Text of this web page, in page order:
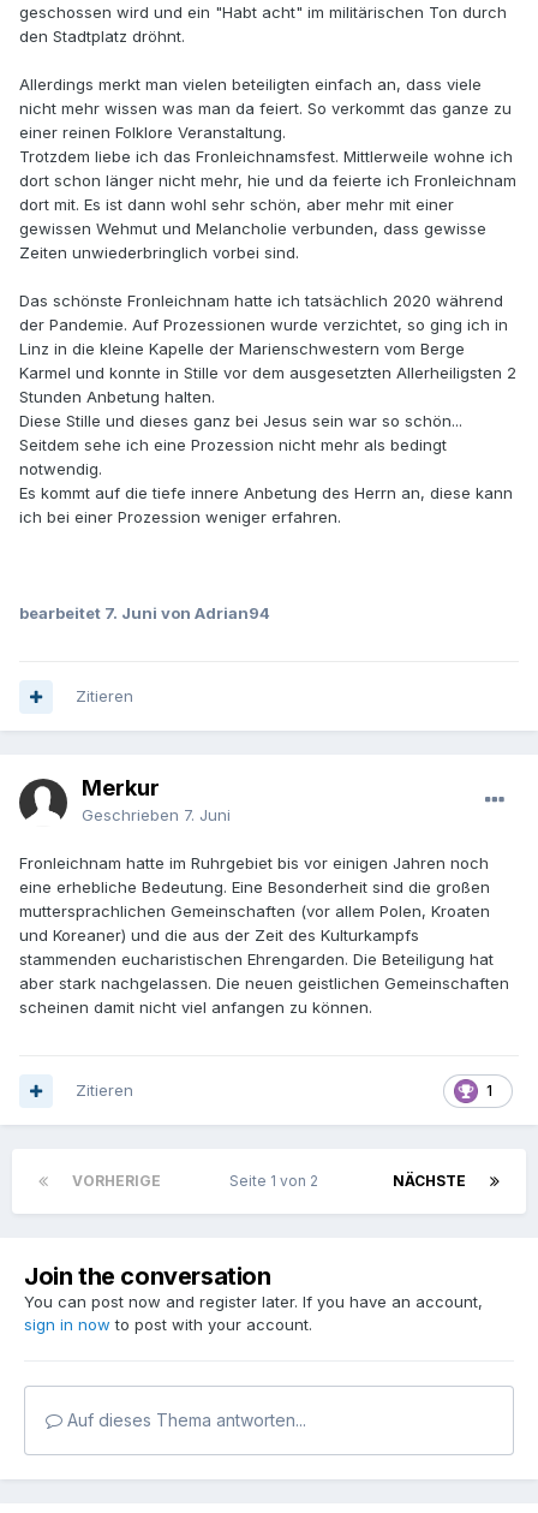
geschossen wird und ein "Habt acht" im militärischen Ton durch
den Stadtplatz dröhnt.
Allerdings merkt man vielen beteiligten einfach an, dass viele
nicht mehr wissen was man da feiert. So verkommt das ganze zu
einer reinen Folklore Veranstaltung.
Trotzdem liebe ich das Fronleichnamsfest. Mittlerweile wohne ich
dort schon länger nicht mehr, hie und da feierte ich Fronleichnam
dort mit. Es ist dann wohl sehr schön, aber mehr mit einer
gewissen Wehmut und Melancholie verbunden, dass gewisse
Zeiten unwiederbringlich vorbei sind.
Das schönste Fronleichnam hatte ich tatsächlich 2020 während
der Pandemie. Auf Prozessionen wurde verzichtet, so ging ich in
Linz in die kleine Kapelle der Marienschwestern vom Berge
Karmel und konnte in Stille vor dem ausgesetzten Allerheiligsten 2
Stunden Anbetung halten.
Diese Stille und dieses ganz bei Jesus sein war so schön...
Seitdem sehe ich eine Prozession nicht mehr als bedingt
notwendig.
Es kommt auf die tiefe innere Anbetung des Herrn an, diese kann
ich bei einer Prozession weniger erfahren.
bearbeitet 7. Juni von Adrian94
Zitieren
Merkur
Geschrieben 7. Juni
Fronleichnam hatte im Ruhrgebiet bis vor einigen Jahren noch
eine erhebliche Bedeutung. Eine Besonderheit sind die großen
muttersprachlichen Gemeinschaften (vor allem Polen, Kroaten
und Koreaner) und die aus der Zeit des Kulturkampfs
stammenden eucharistischen Ehrengarden. Die Beteiligung hat
aber stark nachgelassen. Die neuen geistlichen Gemeinschaften
scheinen damit nicht viel anfangen zu können.
1
Zitieren
VORHERIGE NÄCHSTE
Seite 1 von 2
Join the conversation
You can post now and register later. If you have an account,
sign in now to post with your account.
Auf dieses Thema antworten...